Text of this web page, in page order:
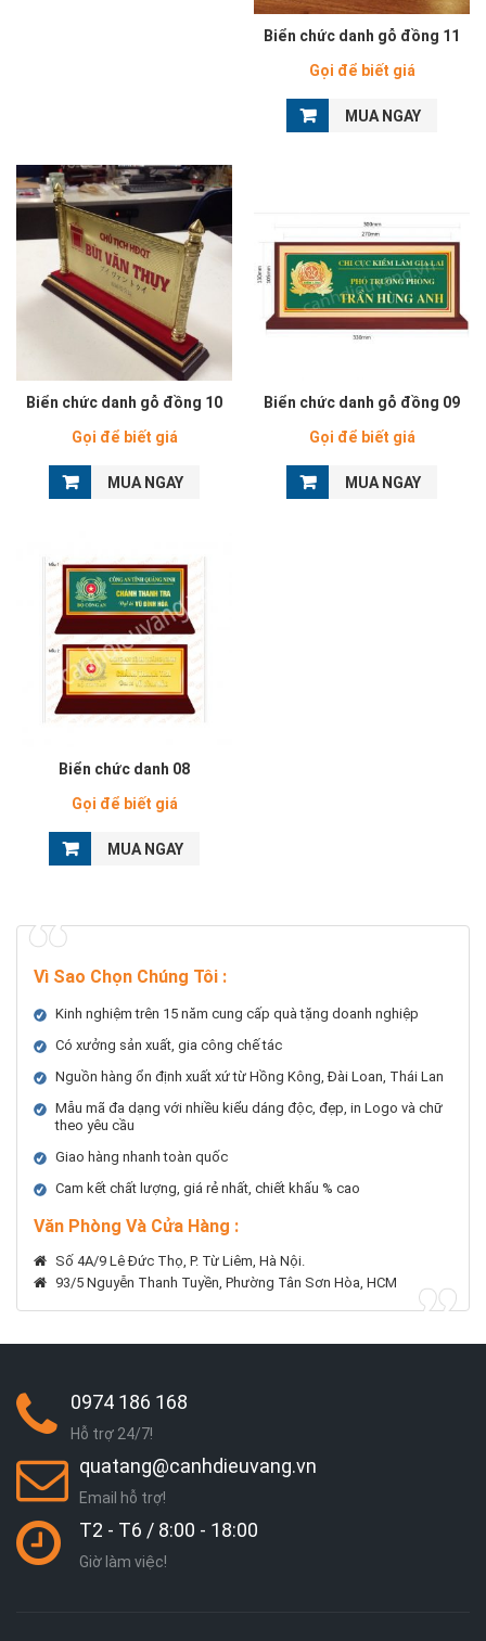
Biển chức danh gỗ đồng 11
Gọi để biết giá
MUA NGAY
Biển chức danh gỗ đồng 10
Gọi để biết giá
MUA NGAY
Biển chức danh gỗ đồng 09
Gọi để biết giá
MUA NGAY
Biển chức danh 08
Gọi để biết giá
MUA NGAY
Vì Sao Chọn Chúng Tôi :
Kinh nghiệm trên 15 năm cung cấp quà tặng doanh nghiệp
Có xưởng sản xuất, gia công chế tác
Nguồn hàng ổn định xuất xứ từ Hồng Kông, Đài Loan, Thái Lan
Mẫu mã đa dạng với nhiều kiểu dáng độc, đẹp, in Logo và chữ
theo yêu cầu
Giao hàng nhanh toàn quốc
Cam kết chất lượng, giá rẻ nhất, chiết khấu % cao
Văn Phòng Và Cửa Hàng :
Số 4A/9 Lê Đức Thọ, P. Từ Liêm, Hà Nội.
93/5 Nguyễn Thanh Tuyền, Phường Tân Sơn Hòa, HCM
0974 186 168
Hỗ trợ 24/7!
quatang@canhdieuvang.vn
Email hỗ trợ!
T2 - T6 / 8:00 - 18:00
Giờ làm việc!